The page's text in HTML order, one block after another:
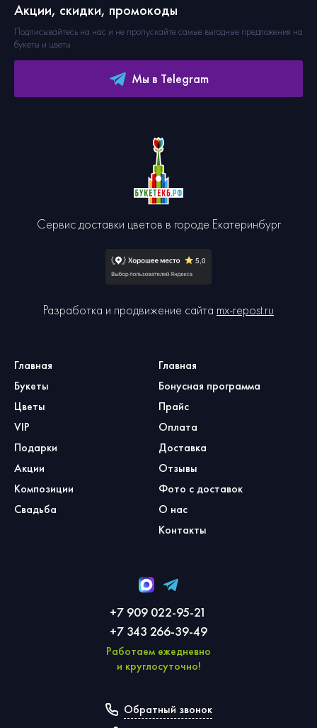
Главная
Букеты
Цветы
VIP
Подарки
Акции
Композиции
Свадьба
Главная
Бонусная программа
Прайс
Оплата
Доставка
Отзывы
Фото с доставок
О нас
Контакты
Сервис доставки цветов в городе Екатеринбург
Разработка и продвижение сайта mx-repost.ru
Акции, скидки, промокоды
Подписывайтесь на нас и не пропускайте самые выгодные предложения на
букеты и цветы
Мы в Telegram
+7 909 022-95-21
+7 343 266-39-49
Работаем ежедневно
и круглосуточно!
Обратный звонок